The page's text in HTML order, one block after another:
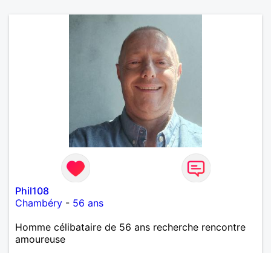
Phil108
Chambéry - 56 ans
Homme célibataire de 56 ans recherche rencontre
amoureuse